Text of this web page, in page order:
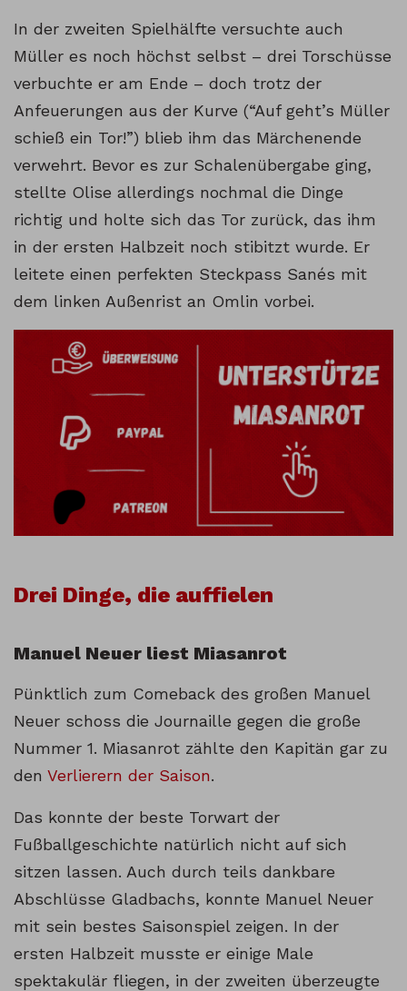
In der zweiten Spielhälfte versuchte auch
Müller es noch höchst selbst – drei Torschüsse
verbuchte er am Ende – doch trotz der
Anfeuerungen aus der Kurve (“Auf geht’s Müller
schieß ein Tor!”) blieb ihm das Märchenende
verwehrt. Bevor es zur Schalenübergabe ging,
stellte Olise allerdings nochmal die Dinge
richtig und holte sich das Tor zurück, das ihm
in der ersten Halbzeit noch stibitzt wurde. Er
leitete einen perfekten Steckpass Sanés mit
dem linken Außenrist an Omlin vorbei.
Drei Dinge, die auffielen
Manuel Neuer liest Miasanrot
Pünktlich zum Comeback des großen Manuel
Neuer schoss die Journaille gegen die große
Nummer 1. Miasanrot zählte den Kapitän gar zu
den Verlierern der Saison.
Das konnte der beste Torwart der
Fußballgeschichte natürlich nicht auf sich
sitzen lassen. Auch durch teils dankbare
Abschlüsse Gladbachs, konnte Manuel Neuer
mit sein bestes Saisonspiel zeigen. In der
ersten Halbzeit musste er einige Male
spektakulär fliegen, in der zweiten überzeugte